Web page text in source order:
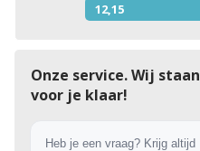
12,15
Onze service. Wij staan
voor je klaar!
Heb je een vraag? Krijg altijd